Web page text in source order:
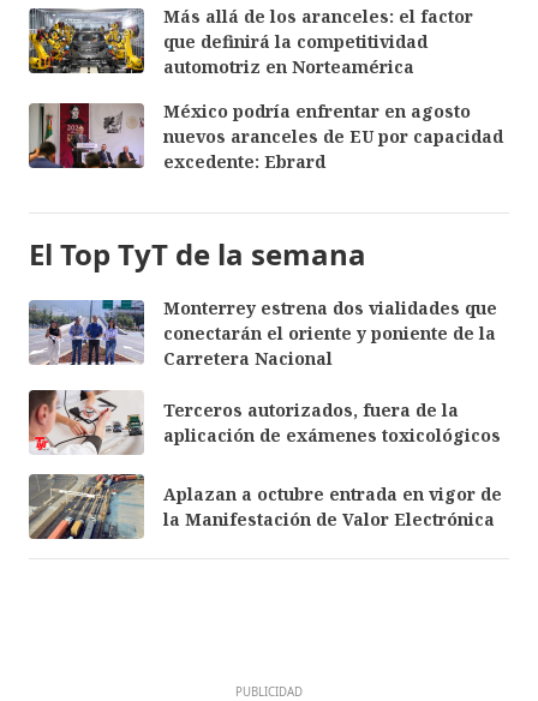
Más allá de los aranceles: el factor
que definirá la competitividad
automotriz en Norteamérica
México podría enfrentar en agosto
nuevos aranceles de EU por capacidad
excedente: Ebrard
El Top TyT de la semana
Monterrey estrena dos vialidades que
conectarán el oriente y poniente de la
Carretera Nacional
Terceros autorizados, fuera de la
aplicación de exámenes toxicológicos
Aplazan a octubre entrada en vigor de
la Manifestación de Valor Electrónica
PUBLICIDAD